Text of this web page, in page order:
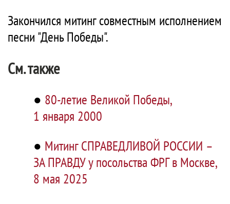
Закончился митинг совместным исполнением
песни "День Победы".
См. также
● 80-летие Великой Победы,
1 января 2000
● Митинг СПРАВЕДЛИВОЙ РОССИИ –
ЗА ПРАВДУ у посольства ФРГ в Москве,
8 мая 2025